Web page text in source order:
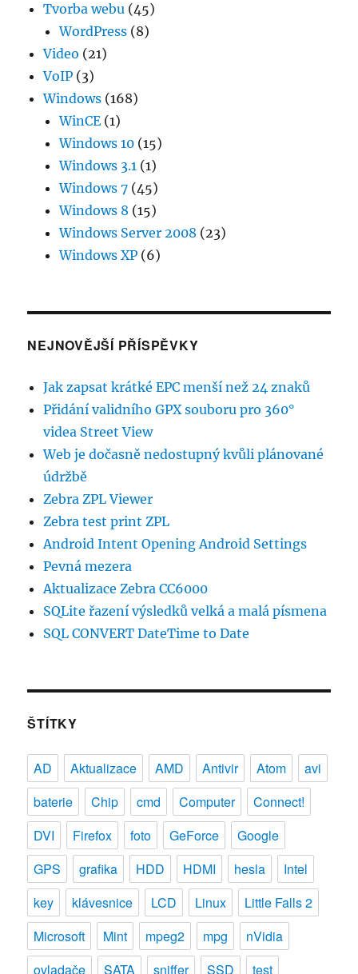
Tvorba webu (45)
WordPress (8)
Video (21)
VoIP (3)
Windows (168)
WinCE (1)
Windows 10 (15)
Windows 3.1 (1)
Windows 7 (45)
Windows 8 (15)
Windows Server 2008 (23)
Windows XP (6)
NEJNOVĚJŠÍ PŘÍSPĚVKY
Jak zapsat krátké EPC menší než 24 znaků
Přidání validního GPX souboru pro 360°
videa Street View
Web je dočasně nedostupný kvůli plánované
údržbě
Zebra ZPL Viewer
Zebra test print ZPL
Android Intent Opening Android Settings
Pevná mezera
Aktualizace Zebra CC6000
SQLite řazení výsledků velká a malá písmena
SQL CONVERT DateTime to Date
ŠTÍTKY
AD Aktualizace AMD Antivir Atom
avi
baterie
Chip cmd Computer
Connect!
DVI
Firefox foto GeForce
Google
GPS
grafika HDD HDMI hesla
Intel
key
klávesnice LCD Linux
Little Falls 2
Microsoft
Mint mpeg2 mpg
nVidia
ovladače
SATA sniffer SSD test